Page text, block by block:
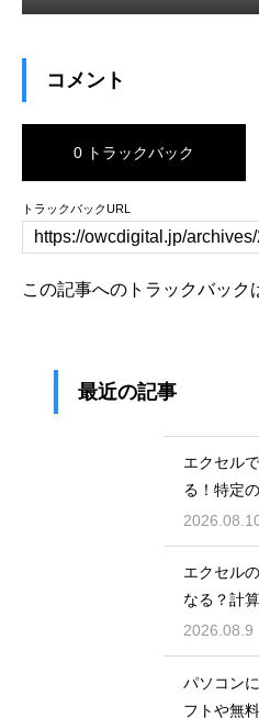
コメント
0 トラックバック
トラックバックURL
この記事へのトラックバック
最近の記事
エクセル
る！特定
する関数
エクセル
なる？計
対処法
2026.08.9
パソコン
フトや無